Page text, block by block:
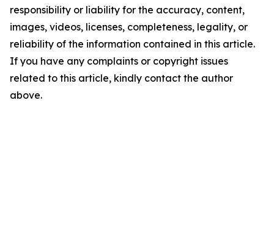
responsibility or liability for the accuracy, content,
images, videos, licenses, completeness, legality, or
reliability of the information contained in this article.
If you have any complaints or copyright issues
related to this article, kindly contact the author
above.